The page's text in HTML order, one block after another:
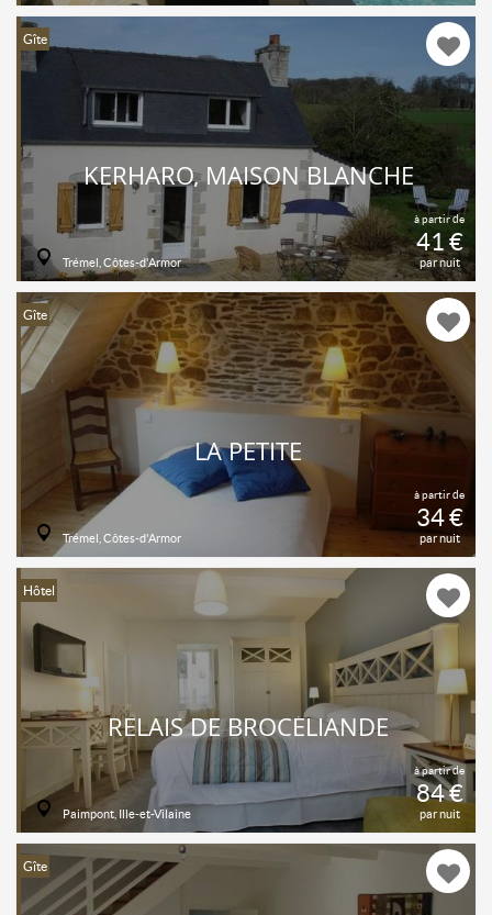
Gîte
à partir de
41 €
par nuit
KERHARO, MAISON BLANCHE
Trémel, Côtes-d'Armor
Gîte
à partir de
34 €
par nuit
LA PETITE
Trémel, Côtes-d'Armor
Hôtel
à partir de
84 €
par nuit
RELAIS DE BROCÉLIANDE
Paimpont, Ille-et-Vilaine
Gîte